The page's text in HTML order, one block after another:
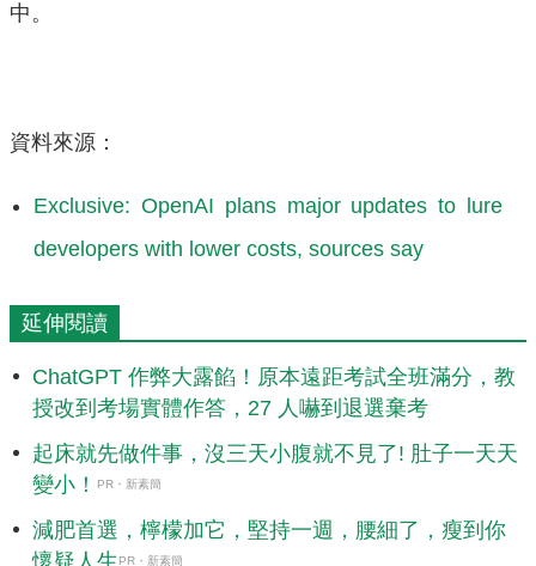
中。
資料來源：
Exclusive: OpenAI plans major updates to lure
developers with lower costs, sources say
延伸閱讀
ChatGPT 作弊大露餡！原本遠距考試全班滿分，教
授改到考場實體作答，27 人嚇到退選棄考
起床就先做件事，沒三天小腹就不見了! 肚子一天天
變小！
PR・新素簡
減肥首選，檸檬加它，堅持一週，腰細了，瘦到你
PR・新素簡